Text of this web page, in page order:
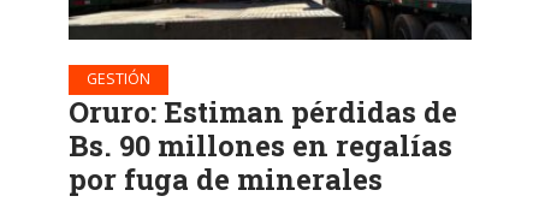
GESTIÓN
Oruro: Estiman pérdidas de
Bs. 90 millones en regalías
por fuga de minerales